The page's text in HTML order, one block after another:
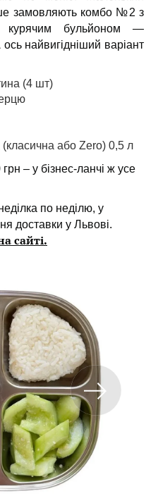
замовляють комбо №2 з
курячим бульйоном —
ось найвигідніший варіант
(4 шт)
або Zero) 0,5 л
– у бізнес-ланчі ж усе
по неділю, у
доставки у Львові.
сайті.